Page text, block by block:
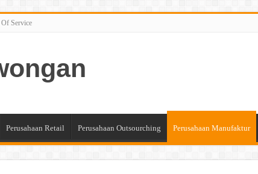
Of Service
Perusahaan Retail Perusahaan Outsourching Perusahaan Manufaktur